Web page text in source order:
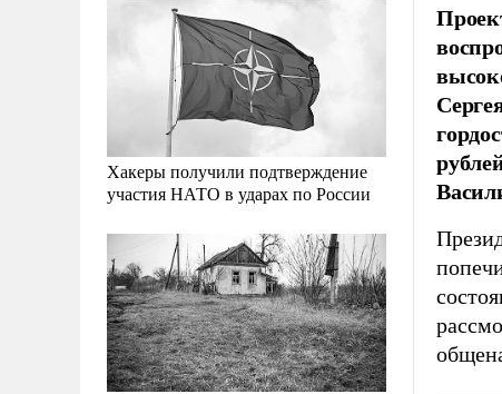
Хакеры получили подтверждение
участия НАТО в ударах по России